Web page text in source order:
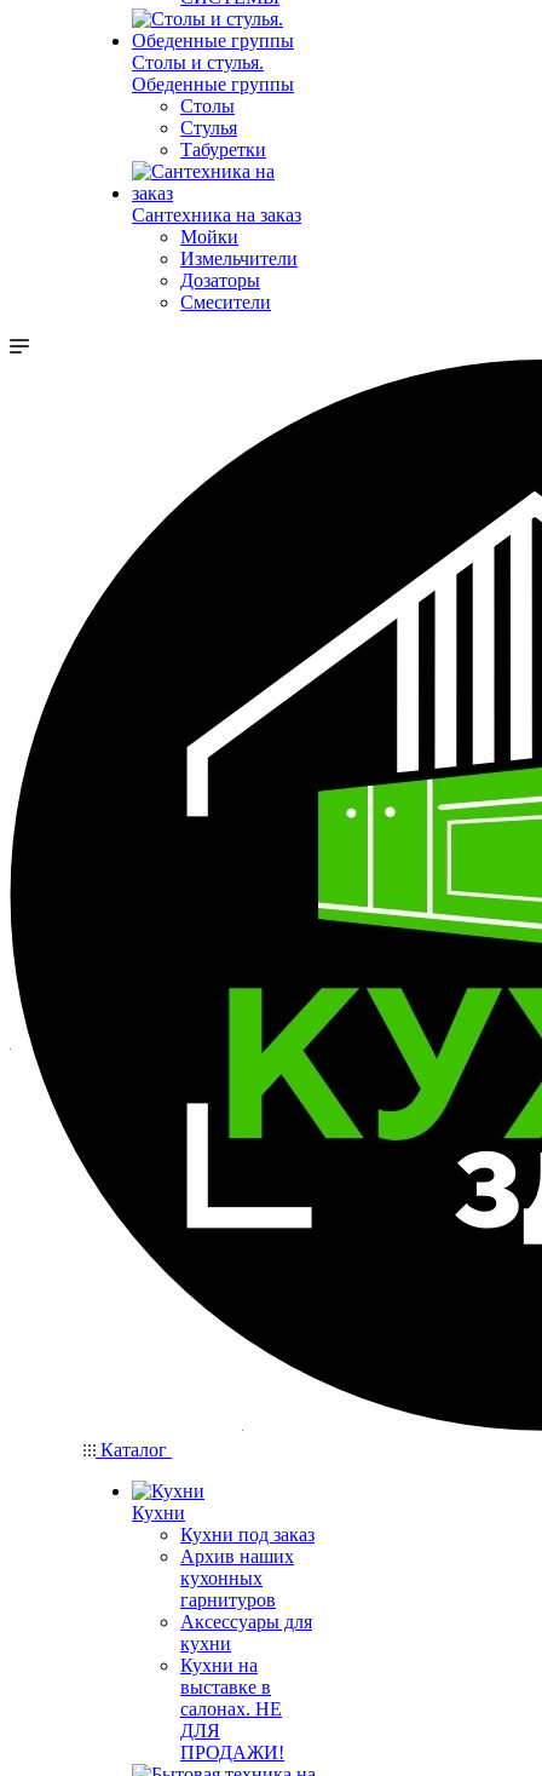
Столы и стулья.
Обеденные группы
Столы
Стулья
Табуретки
Сантехника на заказ
Мойки
Измельчители
Дозаторы
Смесители
Каталог
Кухни
Кухни под заказ
Архив наших
кухонных
гарнитуров
Аксессуары для
кухни
Кухни на
выставке в
салонах. НЕ
ДЛЯ
ПРОДАЖИ!